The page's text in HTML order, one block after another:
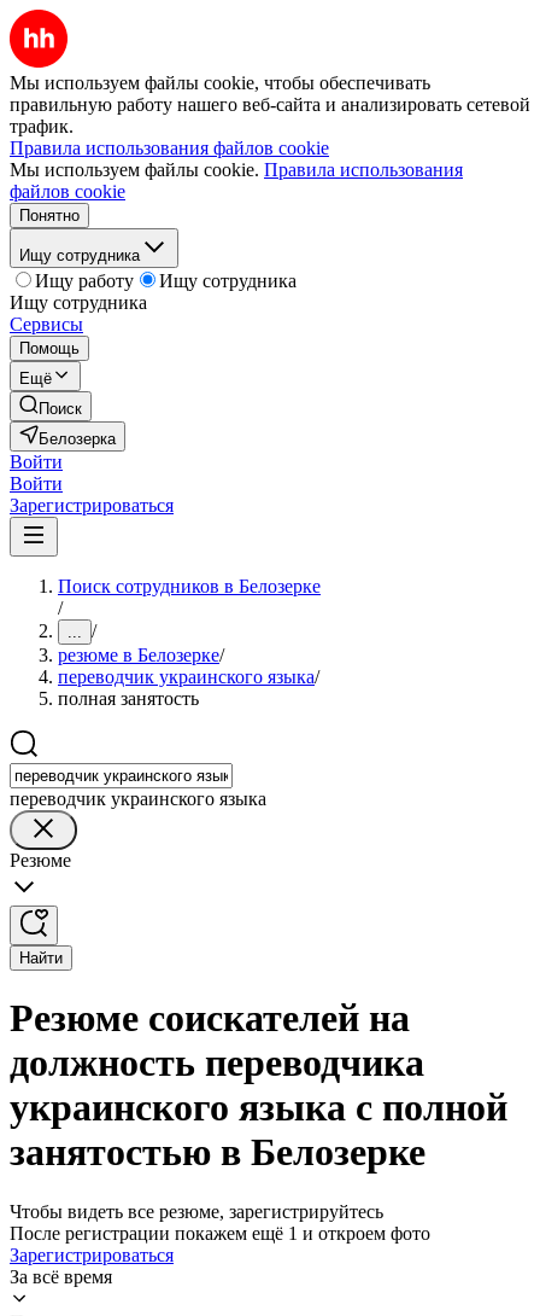
Мы используем файлы cookie, чтобы обеспечивать
правильную работу нашего веб-сайта и анализировать сетевой
трафик.
Правила использования файлов cookie
Мы используем файлы cookie. Правила использования
файлов cookie
Понятно
Ищу сотрудника
Ищу работу
Ищу сотрудника
Ищу сотрудника
Сервисы
Помощь
Ещё
Поиск
Белозерка
Войти
Войти
Зарегистрироваться
Поиск сотрудников в Белозерке
/
... /
резюме в Белозерке/
переводчик украинского языка/
полная занятость
переводчик украинского языка
Резюме
Найти
Резюме соискателей на
должность переводчика
украинского языка с полной
занятостью в Белозерке
Чтобы видеть все резюме, зарегистрируйтесь
После регистрации покажем ещё 1 и откроем фото
Зарегистрироваться
За всё время